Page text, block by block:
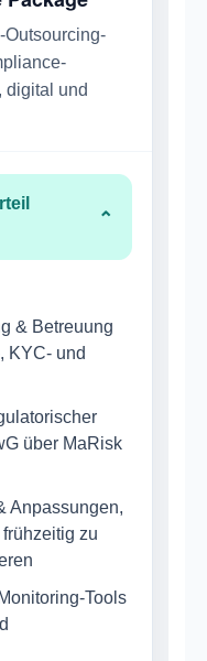
Outsourcing-
digital und
⌄
& Betreuung
KYC- und
über MaRisk
Anpassungen,
zu
Tools